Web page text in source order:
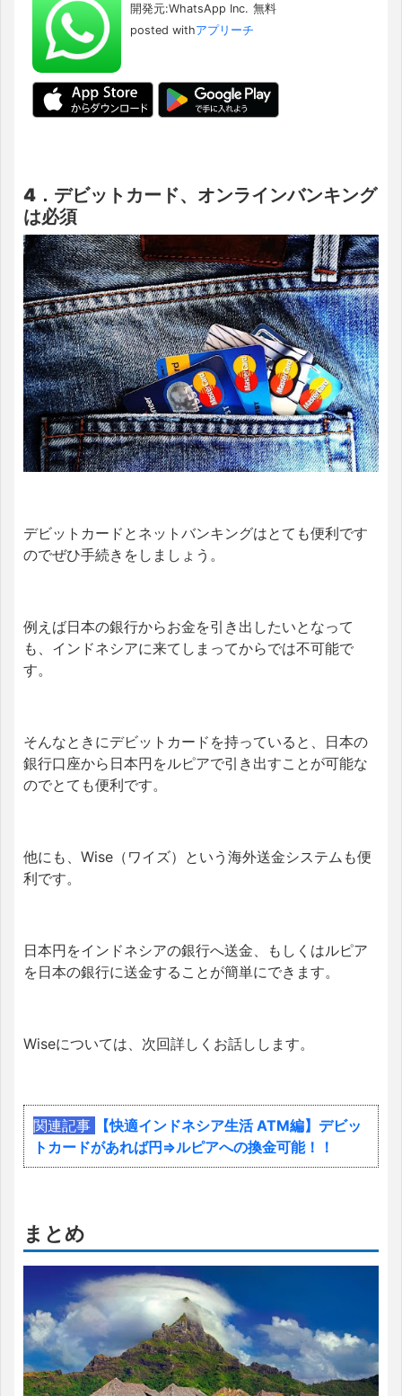
開発元:WhatsApp Inc. 無料
posted withアプリーチ
4．デビットカード、オンラインバンキング
は必須
デビットカードとネットバンキングはとても便利です
のでぜひ手続きをしましょう。
例えば日本の銀行からお金を引き出したいとなって
も、インドネシアに来てしまってからでは不可能で
す。
そんなときにデビットカードを持っていると、日本の
銀行口座から日本円をルピアで引き出すことが可能な
のでとても便利です。
他にも、Wise（ワイズ）という海外送金システムも便
利です。
日本円をインドネシアの銀行へ送金、もしくはルピア
を日本の銀行に送金することが簡単にできます。
Wiseについては、次回詳しくお話しします。
関連記事
【快適インドネシア生活 ATM編】デビッ
トカードがあれば円⇒ルピアへの換金可能！！
まとめ